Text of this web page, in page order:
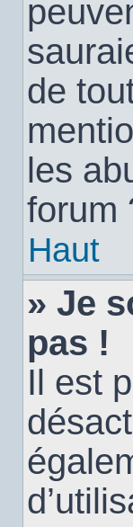
de
les
forum
Haut
» Je
pas !
Il est